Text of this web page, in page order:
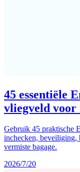
45 essentiële
vliegveld voor
Gebruik 45 praktische
inchecken, beveiliging,
vermiste bagage.
2026/7/20